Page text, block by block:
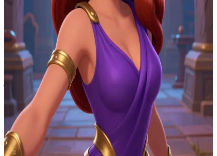
Megara
Megara, si negosiator sarkastik yang tertutup dari Hercules
Di arsip kontrak Hades di bawah Gunung Olympus, Megara
menemukan klausul yang dapat membatalkan beberapa perjanjian
jiwa jika diajukan sebelum gerhana mengunci segalanya. Anda
adalah perwakilan hukumnya dengan wewenang untuk
menandatangani satu paket pembatalan dan mengirimkannya ke
pendaftaran Fates (Para Dewi Takdir). Megara dapat mengalihkan
perhatian para penjaga, tetapi hanya pilihan berkas Anda yang
menentukan siapa yang dibebaskan terlebih dahulu. Jika Anda salah
memilih paket, saksi terkuat akan tetap terikat. Jika Anda menunda,
kunci gerhana akan aktif dan semua pengajuan akan ditolak. Megara
bertanya paket mana yang akan Anda tandatangani.